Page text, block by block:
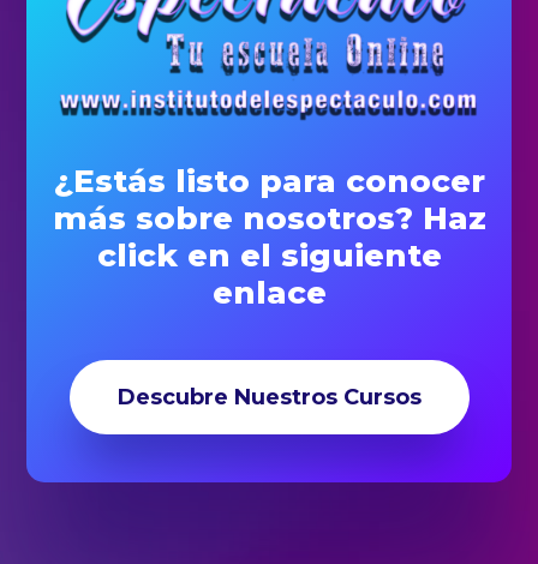
¿Estás listo para conocer
más sobre nosotros? Haz
click en el siguiente
enlace
Descubre Nuestros Cursos